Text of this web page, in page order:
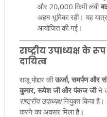
और 20,000 किमी लंबी
अहम भूमिका रही। यह
आयोजित की गई।
राष्ट्रीय उपाध्यक्ष के
दायित्व
राजू पोद्दार कीऊर्जा, समर्पण और
कुमार, रूपेश जी और पंकज जीने
राष्ट्रीय उपाध्यक्षनियुक्त किया है।
करने का अवसर मिला है।